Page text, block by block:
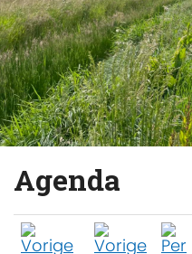
Agenda